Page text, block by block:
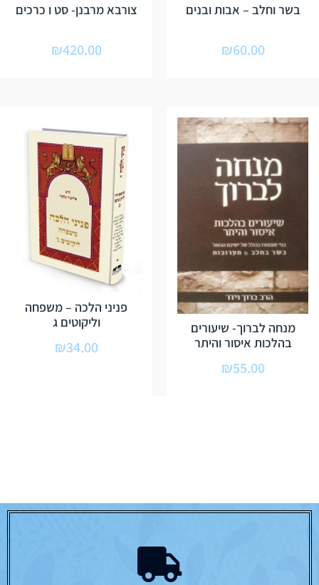
בשר וחלב – אבות ובנים
₪60.00
צורבא מרבנן- סט ו כרכים
₪420.00
מנחה לברוך- שיעורים
בהלכות איסור והיתר
₪55.00
פניני הלכה – משפחה
וליקוטים ג
₪34.00